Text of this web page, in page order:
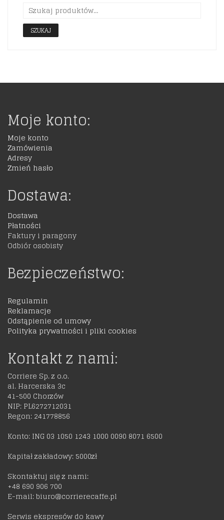
SZUKAJ
Moje konto:
Moje konto
Zamówienia
Adresy
Zmień hasło
Dostawa:
Dostawa
Płatności
Faktury i paragony
Odbiór osobisty
Bezpieczeństwo:
Regulamin
Reklamacje
Odstąpienie od umowy
Polityka prywatności i pliki cookies
Kontakt z nami:
Corriere Sp. z o.o.
al. Harcerska 3c
41-500 Chorzów
NIP: PL6272712031
Regon: 241778856
Konto: ING 03 1050 1243 1000 0090 8071 6500
Kapitał zakładowy: 5000zł
Skontaktuj się z nami:
+48 690 906 700
E-mail: biuro@corrierecaffe.pl
Serwis ekspresów do kawy